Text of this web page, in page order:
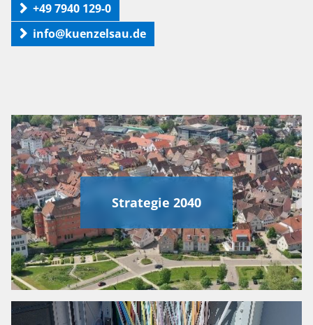
+49 7940 129-0
info@kuenzelsau.de
Strategie 2040